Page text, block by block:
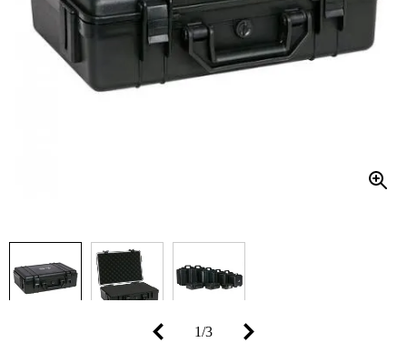
1/3